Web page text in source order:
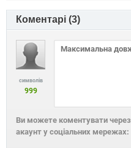
Коментарі (3)
символів
999
Ви можете коментувати через
акаунт у соціальних мережах: